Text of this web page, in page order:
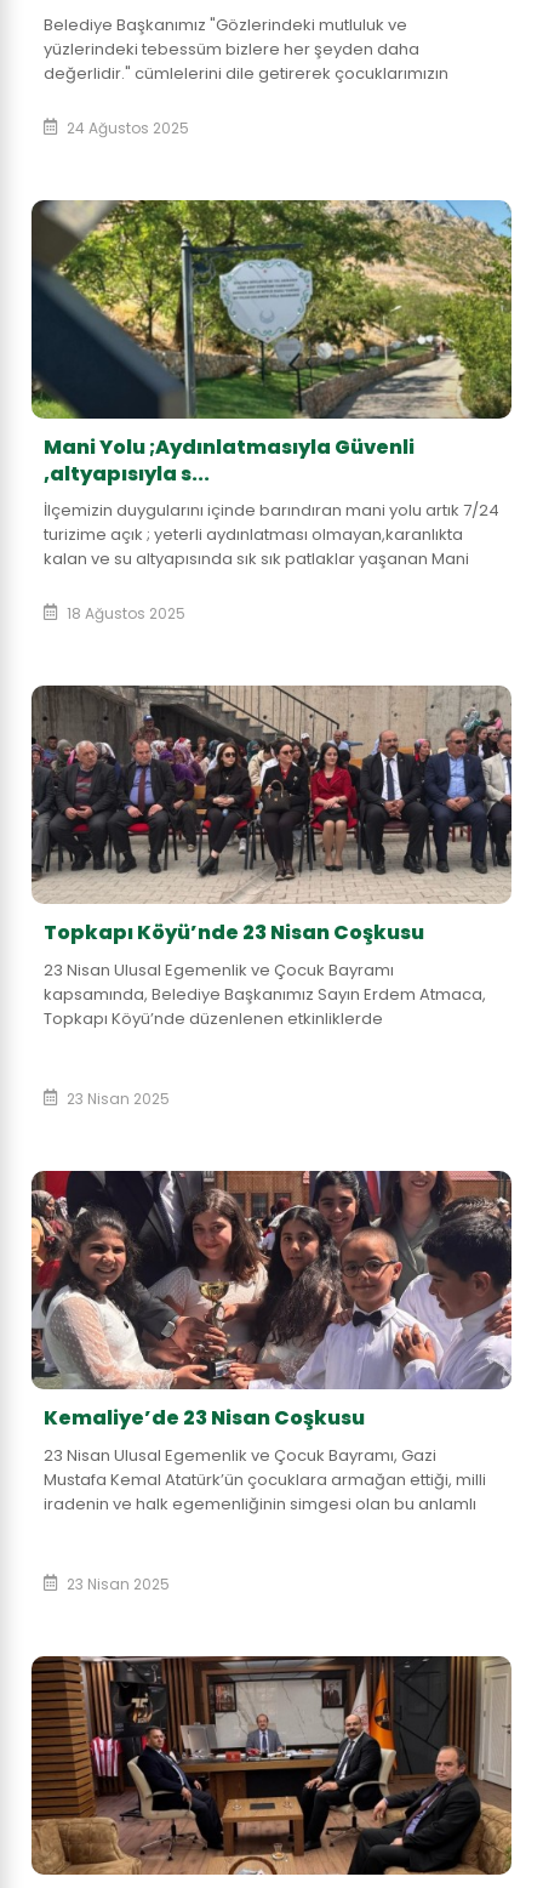
Belediye Başkanımız "Gözlerindeki mutluluk ve
yüzlerindeki tebessüm bizlere her şeyden daha
değerlidir." cümlelerini dile getirerek çocuklarımızın
24 Ağustos 2025
Mani Yolu ;Aydınlatmasıyla Güvenli
,altyapısıyla s...
İlçemizin duygularını içinde barındıran mani yolu artık 7/24
turizime açık ; yeterli aydınlatması olmayan,karanlıkta
kalan ve su altyapısında sık sık patlaklar yaşanan Mani
18 Ağustos 2025
Topkapı Köyü’nde 23 Nisan Coşkusu
23 Nisan Ulusal Egemenlik ve Çocuk Bayramı
kapsamında, Belediye Başkanımız Sayın Erdem Atmaca,
Topkapı Köyü’nde düzenlenen etkinliklerde
23 Nisan 2025
Kemaliye’de 23 Nisan Coşkusu
23 Nisan Ulusal Egemenlik ve Çocuk Bayramı, Gazi
Mustafa Kemal Atatürk’ün çocuklara armağan ettiği, milli
iradenin ve halk egemenliğinin simgesi olan bu anlamlı
23 Nisan 2025